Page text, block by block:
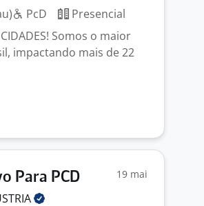
PcD
Presencial
CIDADES! Somos o maior
impactando mais de 22
Para PCD 19 mai